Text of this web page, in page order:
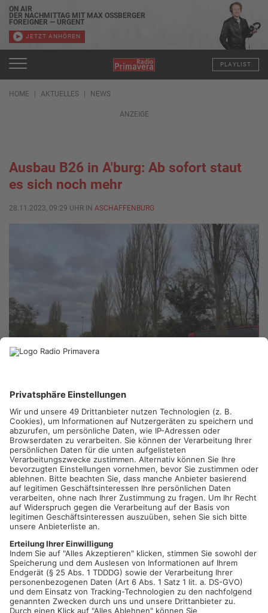
ON AIR
DER NACHMITTAG MIT MAX OSSBERGER
FOREIGNER — URGENT
JETZT ANHÖREN
PLAYLIST
HOME AKTUELLES NEWS
ANZEIGE
Ausbau B26 in A'burg: Ab sofort staut
es sich noch mehr
28.11.2023, 09:29 UHR IN ASCHAFFENBURG
ASCHAFFENBURG/HANAU/RÖDERMARK.Der vierspurige
Ausbau der B 26 bei Aschaffenburg geht in die nächste Runde
und sorgt für weitere Einschränkungen am Schönbusch. Ab
heute beginnen die Asphaltarbeiten auf der Fahrspur, die von
Stockstadt nach Aschaffenburg führt. Gut eine Woche lang ist
in Stoßzeiten laut Bauamt mit langen Rückstaus zu rechnen.
Auch in Hanau gibt es noch Einschränkungen für Autofahrer:
Im Parkhaus „Am Forum“ dauern die Sanierungsarbeiten länger
als geplant.
Freie Bahn herrscht hingegen in Rödermark – dort ist der
Urberacher Bahnübergang zwischen dem Kleingartenverein und
dem KSV-Gelände wieder frei.
Artikel teilen